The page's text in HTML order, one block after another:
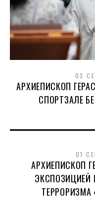
03
АРХИЕПИСКОП
СПОРТЗАЛЕ
01
АРХИЕПИСКОП
ЭКСПОЗИЦИЕЙ